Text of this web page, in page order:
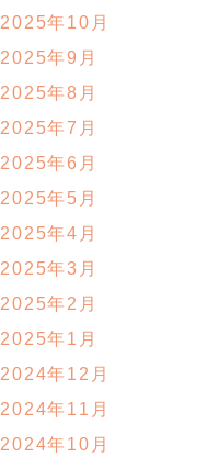
2025年10月
2025年9月
2025年8月
2025年7月
2025年6月
2025年5月
2025年4月
2025年3月
2025年2月
2025年1月
2024年12月
2024年11月
2024年10月